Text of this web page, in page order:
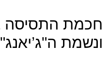
חכמת התסיסה
ונשמת ה"ג’יאנג" 酱